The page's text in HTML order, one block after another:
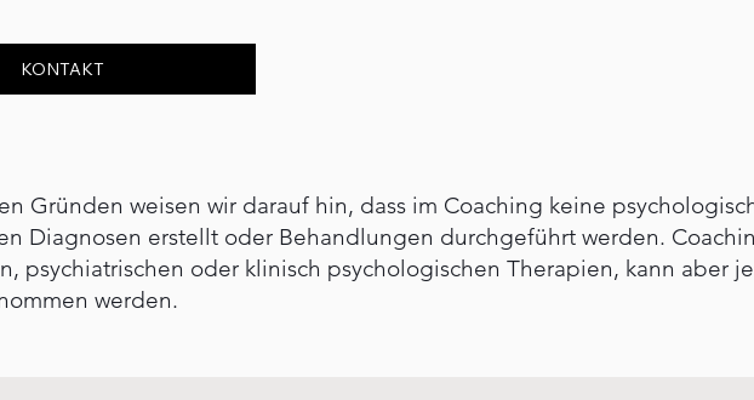
KONTAKT
Gründen weisen wir darauf hin, dass im Coaching keine
Diagnosen erstellt oder Behandlungen durchgeführt werden.
psychiatrischen oder klinisch psychologischen Therapien, kann aber
werden.